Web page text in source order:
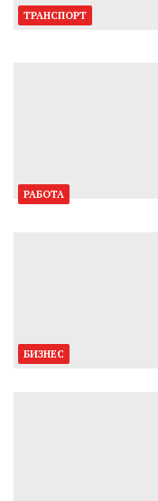
ТРАНСПОРТ
РАБОТА
БИЗНЕС